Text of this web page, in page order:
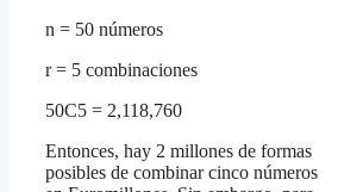
n = 50 números
r = 5 combinaciones
50C5 = 2,118,760
Entonces, hay 2 millones de formas
posibles de combinar cinco números